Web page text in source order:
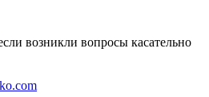
возникли вопросы касательно